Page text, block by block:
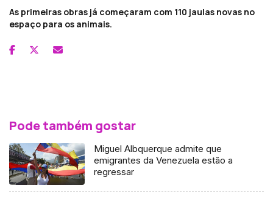
As primeiras obras já começaram com 110 jaulas novas no
espaço para os animais.
Pode também gostar
Miguel Albquerque admite que
emigrantes da Venezuela estão a
regressar